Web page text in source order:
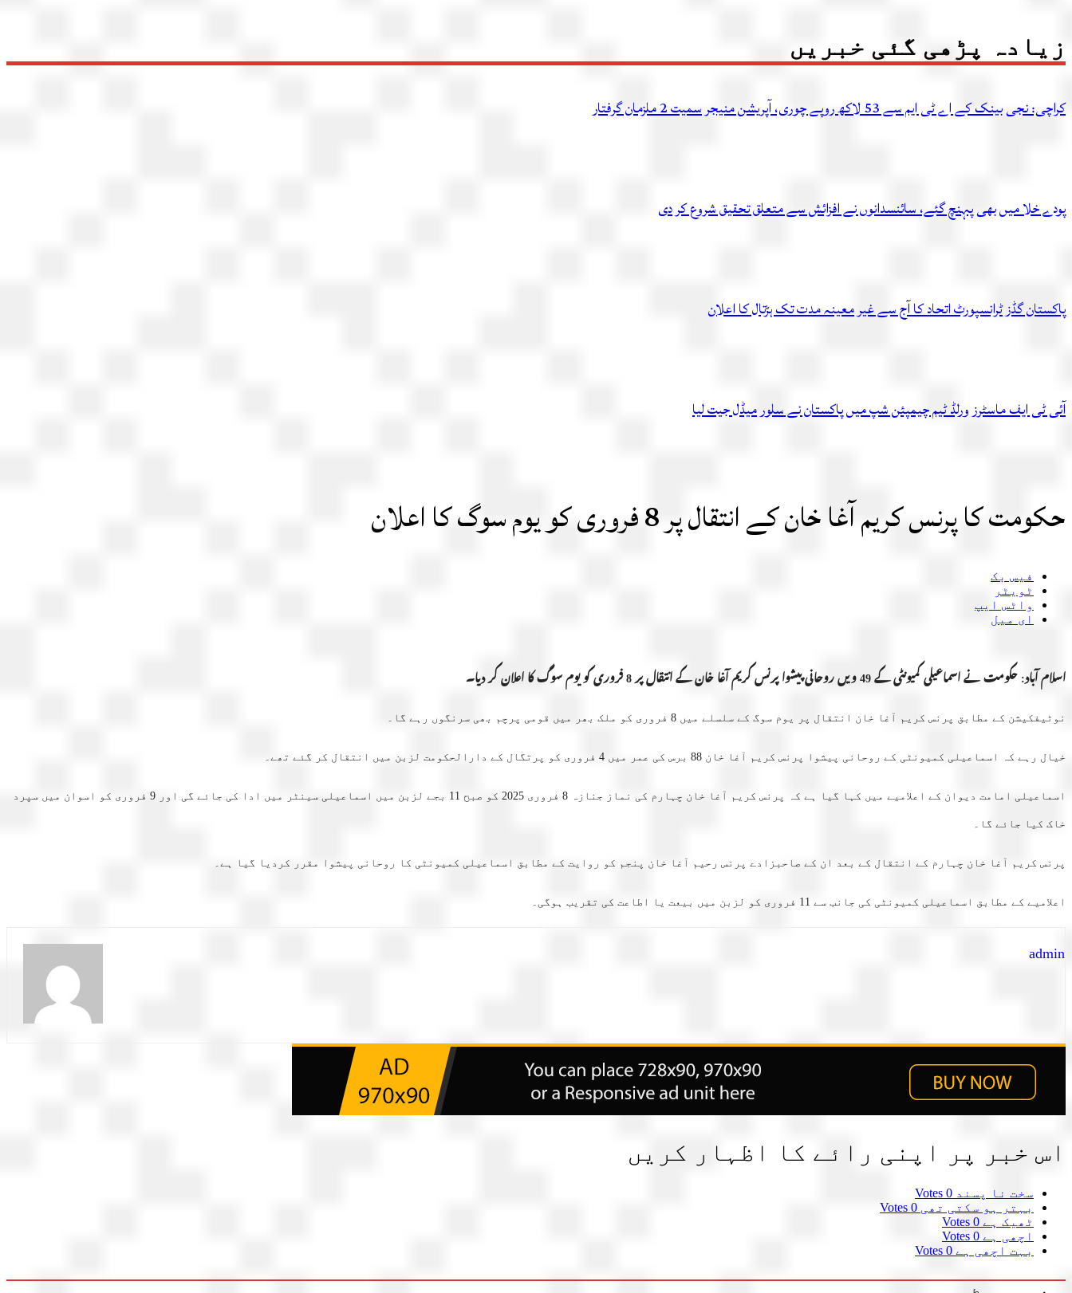
زیادہ پڑھی گئی خبریں
کراچی: نجی بینک کے اے ٹی ایم سے 53 لاکھ روپے چوری، آپریشن منیجر سمیت 2 ملزمان گرفتار
پودے خلا میں بھی پہنچ گئے، سائنسدانوں نے افزائش سے متعلق تحقیق شروع کر دی
پاکستان گڈز ٹرانسپورٹ اتحاد کا آج سے غیر معینہ مدت تک ہڑتال کا اعلان
آئی ٹی ایف ماسٹرز ورلڈ ٹیم چیمپئن شپ میں پاکستان نے سلور میڈل جیت لیا
حکومت کا پرنس کریم آغا خان کے انتقال پر 8 فروری کو یوم سوگ کا اعلان
فیس بک
ٹویٹر
واٹس ایپ
ای میل
اسلام آباد: حکومت نے اسماعیلی کمیونٹی کے 49 ویں روحانی پیشوا پرنس کریم آغا خان کے انتقال پر 8 فروری کو یوم سوگ کا اعلان کر دیا۔
نوٹیفکیشن کے مطابق پرنس کریم آغا خان انتقال پر یوم سوگ کے سلسلے میں 8 فروری کو ملک بھر میں قومی پرچم بھی سرنگوں رہے گا۔
خیال رہے کہ اسماعیلی کمیونٹی کے روحانی پیشوا پرنس کریم آغا خان 88 برس کی عمر میں 4 فروری کو پرتگال کے دارالحکومت لزبن میں انتقال کر گئے تھے۔
اسماعیلی امامت دیوان کے اعلامیے میں کہا گیا ہے کہ پرنس کریم آغا خان چہارم کی نماز جنازہ 8 فروری 2025 کو صبح 11 بجے لزبن میں اسماعیلی سینٹر میں ادا کی جائے گی اور 9 فروری کو اسوان میں سپرد
خاک کیا جائے گا۔
پرنس کریم آغا خان چہارم کے انتقال کے بعد ان کے صاحبزادے پرنس رحیم آغا خان پنجم کو روایت کے مطابق اسماعیلی کمیونٹی کا روحانی پیشوا مقرر کردیا گیا ہے۔
اعلامیے کے مطابق اسماعیلی کمیونٹی کی جانب سے 11 فروری کو لزبن میں بیعت یا اطاعت کی تقریب ہوگی۔
admin
اس خبر پر اپنی رائے کا اظہار کریں
سخت نا پسند 0 Votes
بہتر ہو سکتی تھی 0 Votes
ٹھیک ہے 0 Votes
اچھی ہے 0 Votes
بہت اچھی ہے 0 Votes